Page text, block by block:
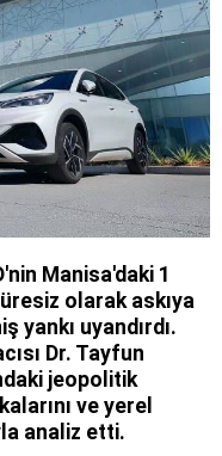
Manisa'daki 1
olarak askıya
yankı uyandırdı.
Dr. Tayfun
jeopolitik
ve yerel
analiz etti.